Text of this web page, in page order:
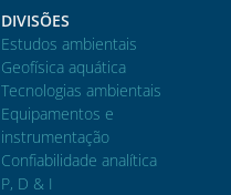
DIVISÕES
Estudos ambientais
Geofísica aquática
Tecnologias ambientais
Equipamentos e
instrumentação
Confiabilidade analítica
P, D & I